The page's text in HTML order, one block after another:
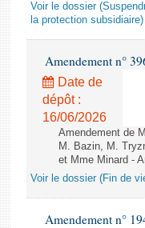
Dossiers législatifs
Voir le dossier
la protection subsidiaire)
Amendement n°
Date de
dépôt :
16/06/2026
Amendement de
M. Bazin, M.
et Mme Minard -
Voir le dossier (Fin de
Amendement n°